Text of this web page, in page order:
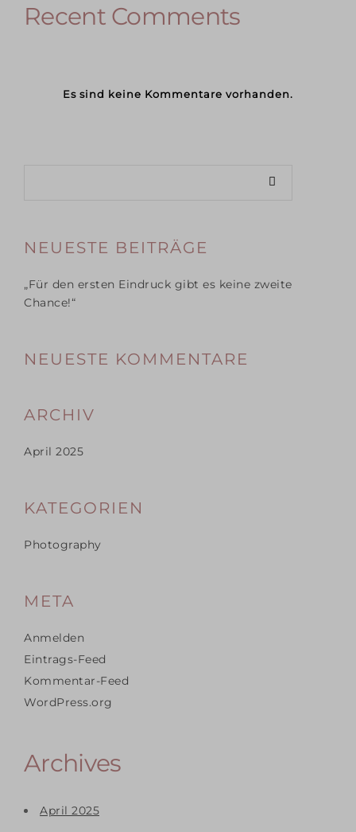
Recent Comments
Es sind keine Kommentare vorhanden.
NEUESTE BEITRÄGE
„Für den ersten Eindruck gibt es keine zweite
Chance!“
NEUESTE KOMMENTARE
ARCHIV
April 2025
KATEGORIEN
Photography
META
Anmelden
Eintrags-Feed
Kommentar-Feed
WordPress.org
Archives
April 2025